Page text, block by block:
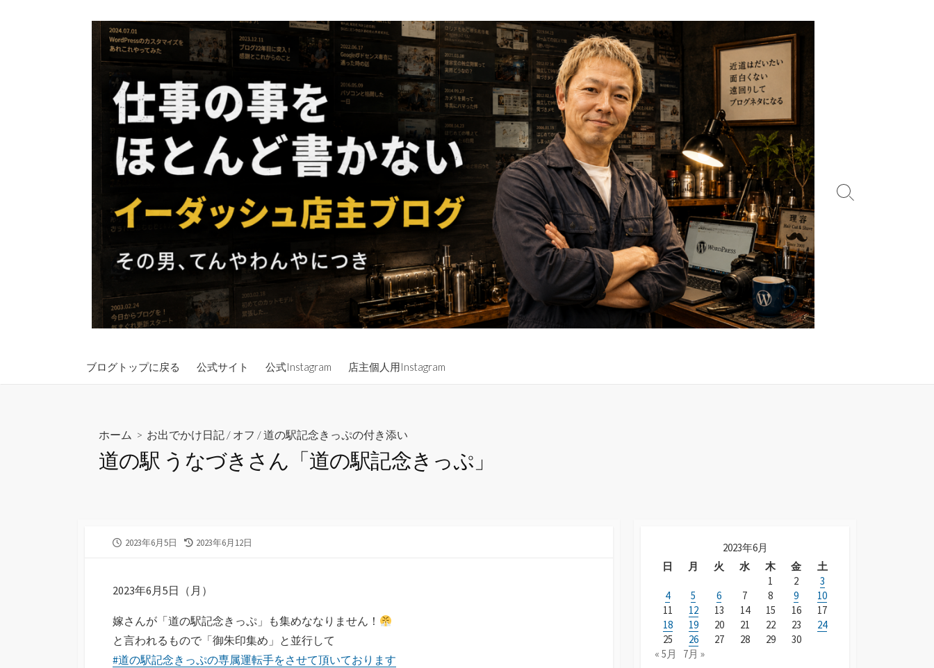
ブログトップに戻る 公式サイト 公式Instagram 店主個人用Instagram
検
ホーム > お出でかけ日記 / オフ /道の駅記念きっぷの付き添い
道の駅 うなづきさん「道の駅記念きっぷ」
公
2023年6月5日
最
新
日
2023年6月12日
2023年6月5日（月）
嫁さんが「道の駅記念きっぷ」も集めななりません！
と言われるもので「御朱印集め」と並行して
#道の駅記念きっぷの専属運転手をさせて頂いております
2023年6月
日
月 火 水 木 金
土
1
2
3
4
5 6 7 8 9
10
11
12 13 14 15 16
17
18
19 20 21 22 23
24
25
26 27 28 29
30
« 5月
7月 »